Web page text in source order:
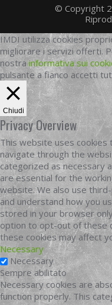
© Copyright
IMDI utilizza cookies
migliorare i servizi offerti.
nostrainformativa sui
pulsante a fianco accetti
Chiudi
Privacy Overview
This website uses cookies
navigate through the
categorized as necessary
are essential for the
website. We also use
and understand how you
stored in your browser
option to opt-out of these
these cookies may affect
Necessary
Necessary
Sempre abilitato
Necessary cookies are
function properly. This